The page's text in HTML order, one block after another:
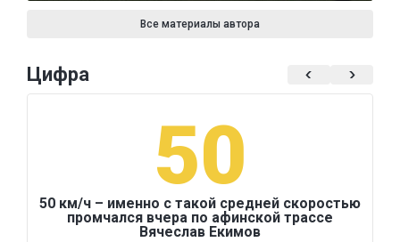
Все материалы автора
Цифра
50
50 км/ч – именно с такой средней скоростью
промчался вчера по афинской трассе
Вячеслав Екимов